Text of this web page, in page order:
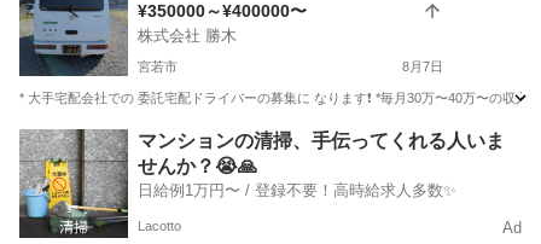
¥350000～¥400000〜
株式会社 勝木
宮若市 8月7日
* 大手宅配会社での 委託宅配ドライバーの募集に なります❗️ *毎月30万〜40万〜
福岡 宮若市 ドライバー 筑豊
マンションの清掃、手伝ってくれる人いま
せんか？😭🙏
日給例1万円〜 / 登録不要！高時給求人多数✨
Lacotto Ad